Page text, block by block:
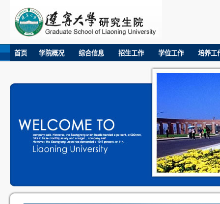
首页 学院概况 综合信息 招生工作 学位工作 培养工